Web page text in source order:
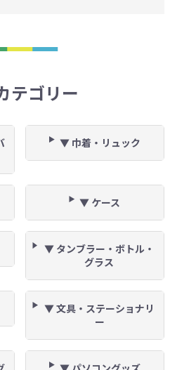
テゴリー
▼ 巾着・リュック
▼ ケース
▼ タンブラー・ボトル・
グラス
▼ 文具・ステーショナリ
ー